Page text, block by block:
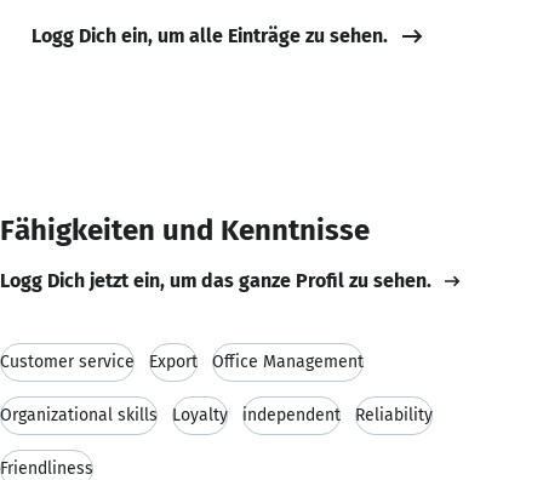
Logg Dich ein, um alle Einträge zu sehen.
Fähigkeiten und Kenntnisse
Logg Dich jetzt ein, um das ganze Profil zu sehen.
Customer service Export Office Management
Organizational skills Loyalty independent Reliability
Friendliness